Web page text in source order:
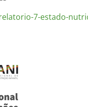
7-estado-